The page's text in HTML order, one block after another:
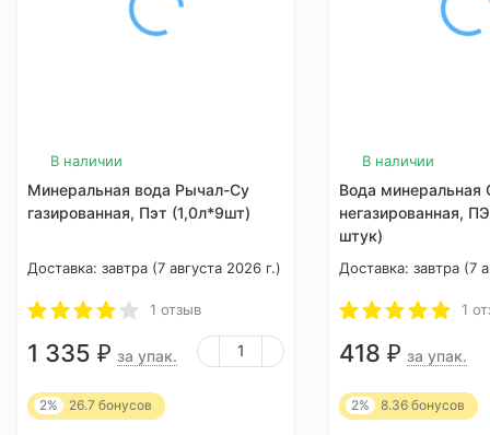
В наличии
Минеральная вода Рычал-Су
газированная, Пэт (1,0л*9шт)
Доставка: завтра (7 августа 2026 г.)
1 отзыв
1 335 ₽ за упак.
2% 26.7 бонусов
В наличии
Вода минеральная
негазированная,
штук)
Доставка: завтра (7
1
418 ₽ за упак.
2% 8.36 бонусов